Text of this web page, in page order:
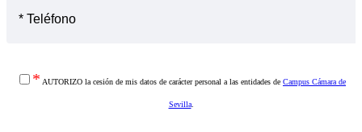
* AUTORIZO la cesión de mis datos de carácter personal a las entidades de Campus Cámara de
Sevilla.